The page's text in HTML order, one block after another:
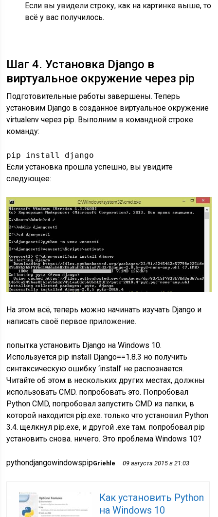
Если вы увидели строку, как на картинке выше, то
всё у вас получилось.
Шаг 4. Установка Django в
виртуальное окружение через pip
Подготовительные работы завершены. Теперь
установим Django в созданное виртуальное окружение
virtualenv через pip. Выполним в командной строке
команду:
pip install django
Если установка прошла успешно, вы увидите
следующее:
На этом всё, теперь можно начинать изучать Django и
написать своё первое приложение.
попытка установить Django на Windows 10.
Используется pip install Django==1.8.3 но получить
синтаксическую ошибку ‘install’ не распознается.
Читайте об этом в нескольких других местах, должны
использовать CMD. попробовать это. Попробовал
Python CMD, попробовал запустить CMD из папки, в
которой находится pip.exe. только что установил Python
3.4. щелкнул pip.exe, и другой .exe там. попробовал pip
установить снова. ничего. Это проблема Windows 10?
pythondjangowindowspipGriehle 09 августа 2015 в 21:03
Как установить Python
на Windows 10